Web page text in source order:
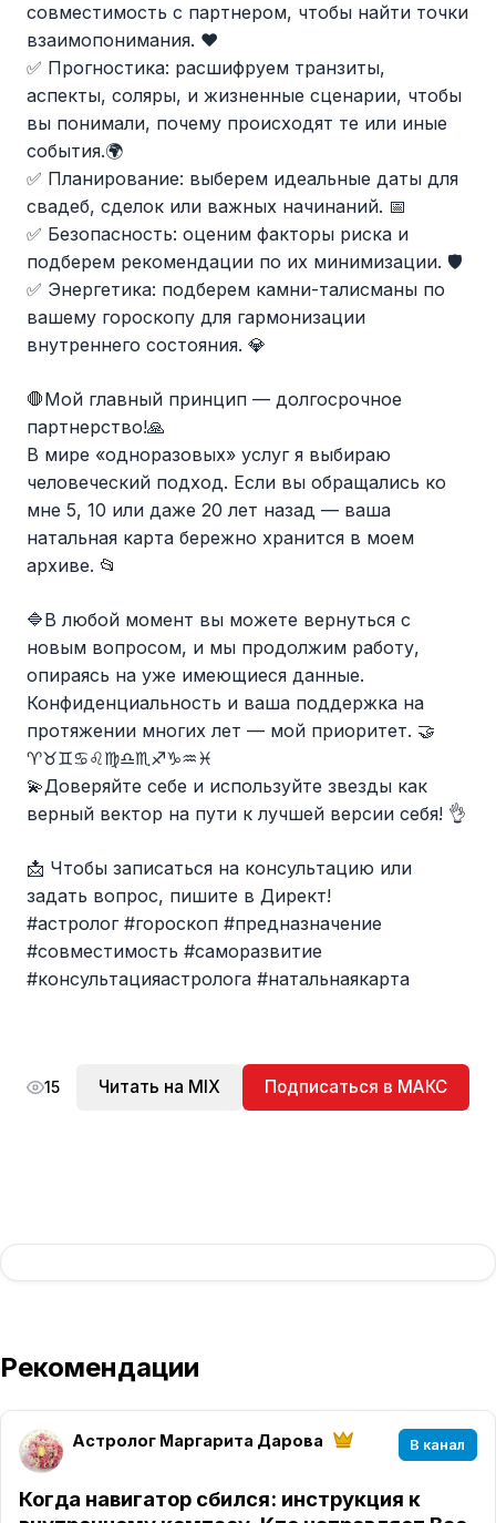
совместимость с партнером, чтобы найти точки
взаимопонимания. ❤️
✅ Прогностика: расшифруем транзиты,
аспекты, соляры, и жизненные сценарии, чтобы
вы понимали, почему происходят те или иные
события.🌍
✅ Планирование: выберем идеальные даты для
свадеб, сделок или важных начинаний. 📅
✅ Безопасность: оценим факторы риска и
подберем рекомендации по их минимизации. 🛡️
✅ Энергетика: подберем камни-талисманы по
вашему гороскопу для гармонизации
внутреннего состояния. 💎
🛑Мой главный принцип — долгосрочное
партнерство!🙏
В мире «одноразовых» услуг я выбираю
человеческий подход. Если вы обращались ко
мне 5, 10 или даже 20 лет назад — ваша
натальная карта бережно хранится в моем
архиве. 📂
🔷В любой момент вы можете вернуться с
новым вопросом, и мы продолжим работу,
опираясь на уже имеющиеся данные.
Конфиденциальность и ваша поддержка на
протяжении многих лет — мой приоритет. 🤝
♈♉♊♋♌♍♎♏♐♑♒♓
💫Доверяйте себе и используйте звезды как
верный вектор на пути к лучшей версии себя! 👌
📩 Чтобы записаться на консультацию или
задать вопрос, пишите в Директ!
#астролог #гороскоп #предназначение
#совместимость #саморазвитие
#консультацияастролога #натальнаякарта
15 Читать на MIX Подписаться в МАКС
Рекомендации
Астролог Маргарита Дарова В канал
Когда навигатор сбился: инструкция к